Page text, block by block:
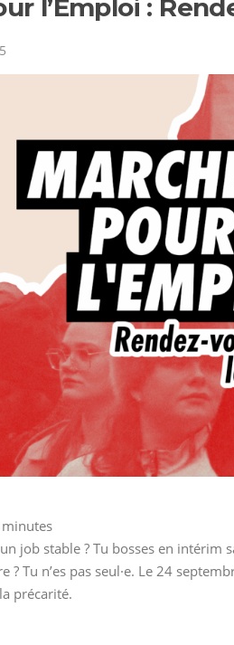
l’Emploi :
minutes
job stable ? Tu bosses en intérim
? Tu n’es pas seul·e. Le 24
précarité.